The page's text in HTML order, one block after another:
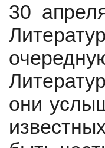
30
они